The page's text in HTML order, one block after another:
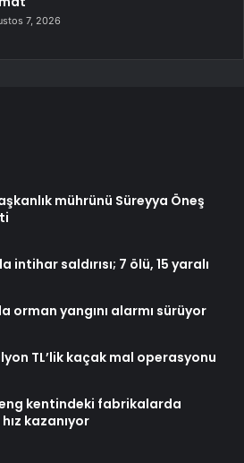
7, 2026
mührünü Süreyya Öneş
intihar saldırısı; 7 ölü, 15 yaralı
orman yangını alarmı sürüyor
TL’lik kaçak mal operasyonu
kentindeki fabrikalarda
kazanıyor